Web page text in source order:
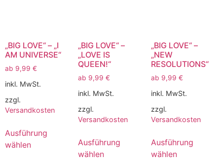
„BIG LOVE“ – „I
AM UNIVERSE“
ab 9,99 €
inkl. MwSt.
zzgl.
Versandkosten
Ausführung
wählen
„BIG LOVE“ –
„LOVE IS
QUEEN!“
ab 9,99 €
inkl. MwSt.
zzgl.
Versandkosten
Ausführung
wählen
„BIG LOVE“ –
„NEW
RESOLUTIONS“
ab 9,99 €
inkl. MwSt.
zzgl.
Versandkosten
Ausführung
wählen